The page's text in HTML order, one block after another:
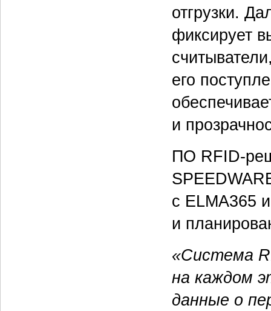
отгрузки.
фиксирует
его
и
ПО RFID-
с ELMA365
и
«Система
на каждом
данные о